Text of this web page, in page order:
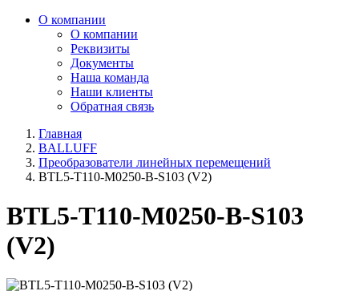
О компании
О компании
Реквизиты
Документы
Наша команда
Наши клиенты
Обратная связь
Главная
BALLUFF
Преобразователи линейных перемещений
BTL5-T110-M0250-B-S103 (V2)
BTL5-T110-M0250-B-S103
(V2)